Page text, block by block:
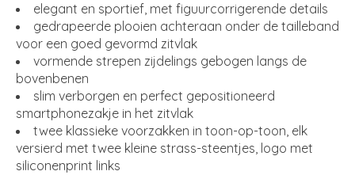
elegant en sportief, met figuurcorrigerende details
gedrapeerde plooien achteraan onder de tailleband
voor een goed gevormd zitvlak
vormende strepen zijdelings gebogen langs de
bovenbenen
slim verborgen en perfect gepositioneerd
smartphonezakje in het zitvlak
twee klassieke voorzakken in toon-op-toon, elk
versierd met twee kleine strass-steentjes, logo met
siliconenprint links